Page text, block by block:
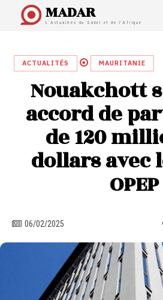
MADAR
L'Actualités du Sahel et de l'Afrique
ACTUALITÉS MAURITANIE
Nouakchott
accord de
de 120
dollars avec
OPEP
06/02/2025